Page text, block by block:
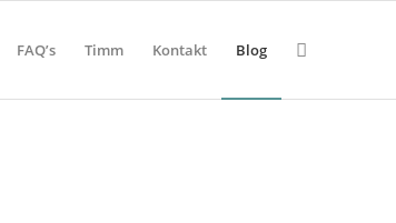
FAQ’s Timm Kontakt Blog